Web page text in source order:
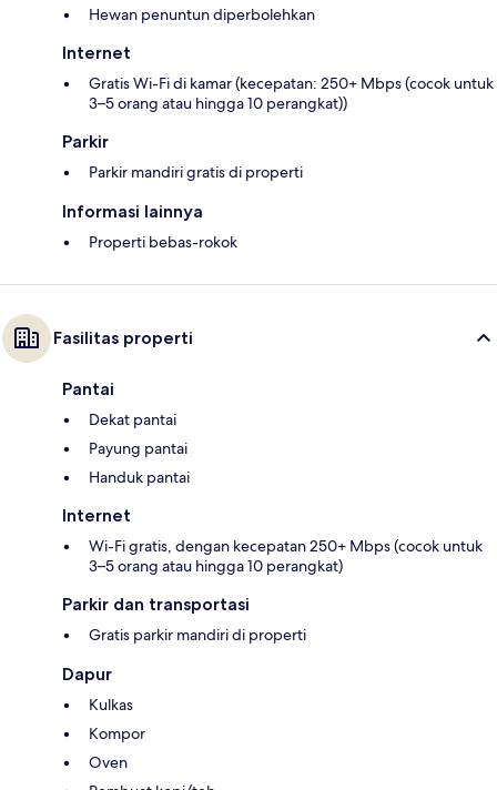
Hewan penuntun diperbolehkan
Internet
Gratis Wi-Fi di kamar (kecepatan: 250+ Mbps (cocok untuk
3–5 orang atau hingga 10 perangkat))
Parkir
Parkir mandiri gratis di properti
Informasi lainnya
Properti bebas-rokok
Fasilitas properti
Pantai
Dekat pantai
Payung pantai
Handuk pantai
Internet
Wi-Fi gratis, dengan kecepatan 250+ Mbps (cocok untuk
3–5 orang atau hingga 10 perangkat)
Parkir dan transportasi
Gratis parkir mandiri di properti
Dapur
Kulkas
Kompor
Oven